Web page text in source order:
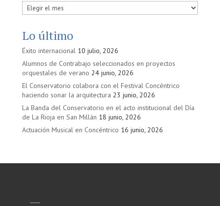
Publicadas
en
Lo último
Éxito internacional 10 julio, 2026
Alumnos de Contrabajo seleccionados en proyectos
orquestales de verano 24 junio, 2026
El Conservatorio colabora con el Festival Concéntrico
haciendo sonar la arquitectura 23 junio, 2026
La Banda del Conservatorio en el acto institucional del Día
de La Rioja en San Millán 18 junio, 2026
Actuación Musical en Concéntrico 16 junio, 2026